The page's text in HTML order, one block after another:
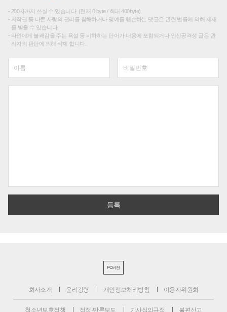
200자까지 쓰실 수 있습니다. (현재 0 byte / 최대 400byte)
저작권 등 다른 사람의 권리를 침해하거나 명예를 훼손하는 댓글은 관련 법률에 의해 제재
를 받을 수 있습니다.
타인에게 불쾌감을 주는 욕설 등 비하하는 단어가 내용에 포함되거나 인신공격성 글은 관
리자의 판단에 의해 삭제 합니다.
PC버전
회사소개 윤리강령 개인정보처리방침 이용자위원회
청소년보호정책 정정·반론보도 기사심의규정 불편신고